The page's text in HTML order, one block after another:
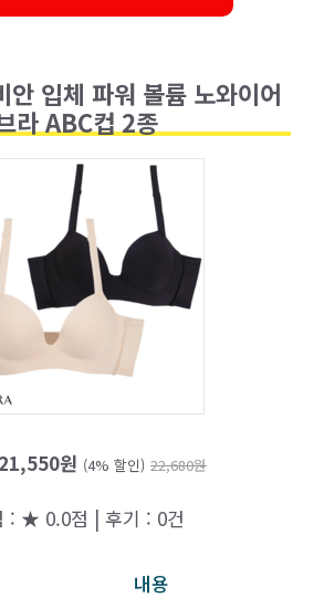
입체 파워 볼륨 노와이어
라 ABC컵 2종
21,550원 (4% 할인) 22,680원
: ★ 0.0점 | 후기 : 0건
내용